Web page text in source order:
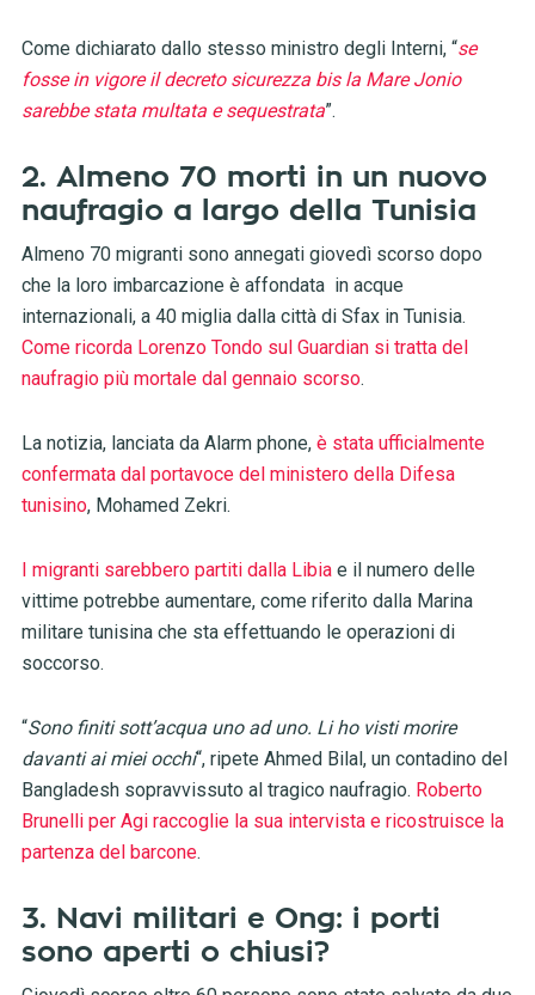
Come dichiarato dallo stesso ministro degli Interni, “se
fosse in vigore il decreto sicurezza bis la Mare Jonio
sarebbe stata multata e sequestrata”.
2. Almeno 70 morti in un nuovo
naufragio a largo della Tunisia
Almeno 70 migranti sono annegati giovedì scorso dopo
che la loro imbarcazione è affondata in acque
internazionali, a 40 miglia dalla città di Sfax in Tunisia.
Come ricorda Lorenzo Tondo sul Guardian si tratta del
naufragio più mortale dal gennaio scorso.
La notizia, lanciata da Alarm phone, è stata ufficialmente
confermata dal portavoce del ministero della Difesa
tunisino, Mohamed Zekri.
I migranti sarebbero partiti dalla Libia e il numero delle
vittime potrebbe aumentare, come riferito dalla Marina
militare tunisina che sta effettuando le operazioni di
soccorso.
“Sono finiti sott’acqua uno ad uno. Li ho visti morire
davanti ai miei occhi“, ripete Ahmed Bilal, un contadino del
Bangladesh sopravvissuto al tragico naufragio. Roberto
Brunelli per Agi raccoglie la sua intervista e ricostruisce la
partenza del barcone.
3. Navi militari e Ong: i porti
sono aperti o chiusi?